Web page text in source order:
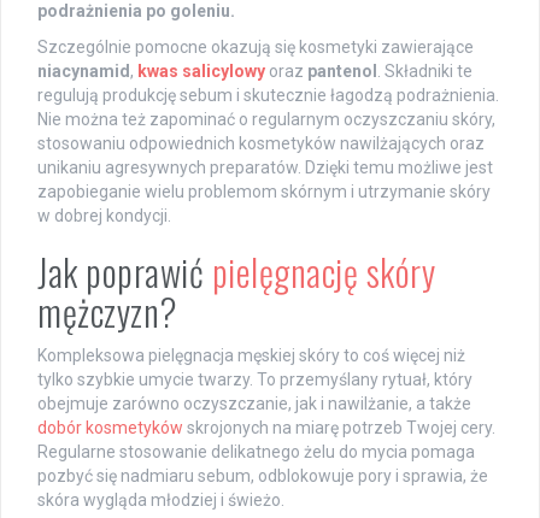
podrażnienia po goleniu.
Szczególnie pomocne okazują się kosmetyki zawierające
niacynamid, kwas salicylowy oraz pantenol . Składniki te
regulują produkcję sebum i skutecznie łagodzą podrażnienia.
Nie można też zapominać o regularnym oczyszczaniu skóry,
stosowaniu odpowiednich kosmetyków nawilżających oraz
unikaniu agresywnych preparatów. Dzięki temu możliwe jest
zapobieganie wielu problemom skórnym i utrzymanie skóry
w dobrej kondycji.
Jak poprawić pielęgnację skóry
mężczyzn?
Kompleksowa pielęgnacja męskiej skóry to coś więcej niż
tylko szybkie umycie twarzy. To przemyślany rytuał, który
obejmuje zarówno oczyszczanie, jak i nawilżanie, a także
dobór kosmetyków skrojonych na miarę potrzeb Twojej cery.
Regularne stosowanie delikatnego żelu do mycia pomaga
pozbyć się nadmiaru sebum, odblokowuje pory i sprawia, że
skóra wygląda młodziej i świeżo.